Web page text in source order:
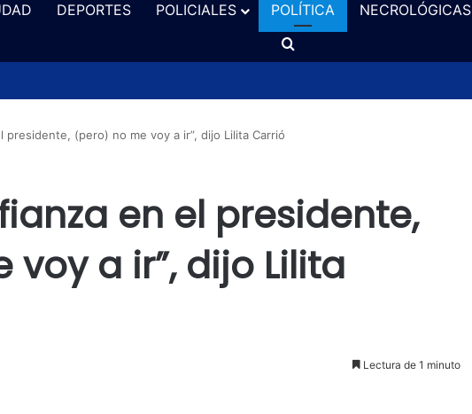
DEPORTES POLICIALES POLÍTICA NECROLÓGICAS
Buscar
presidente, (pero) no me voy a ir”, dijo Lilita Carrió
en el presidente,
a ir”, dijo Lilita
Lectura de 1 minuto